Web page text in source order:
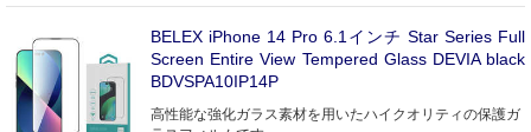
BELEX iPhone 14 Pro 6.1インチ Star Series Full
Screen Entire View Tempered Glass DEVIA black
BDVSPA10IP14P
高性能な強化ガラス素材を用いたハイクオリティの保護ガ